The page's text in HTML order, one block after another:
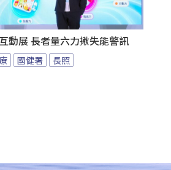
動展 長者量六力揪失能警訊
國健署 長照